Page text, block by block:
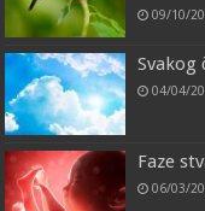
09/10/
Svakog
04/04/
Faze
06/03/